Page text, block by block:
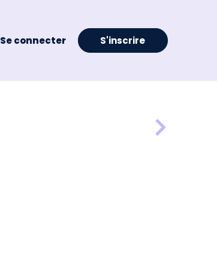
Se connecter S'inscrire